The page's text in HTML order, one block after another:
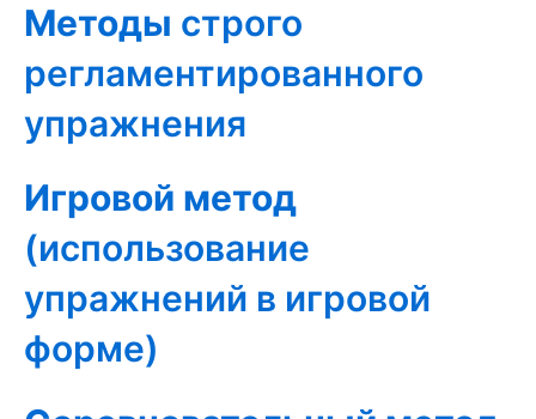
Методы строго
регламентированного
упражнения
Игровой метод
(использование
упражнений в игровой
форме)